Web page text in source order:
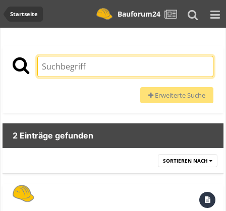
Startseite Bauforum24
Erweiterte Suche
2 Einträge gefunden
SORTIEREN NACH